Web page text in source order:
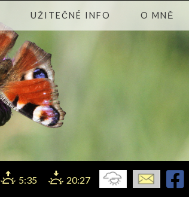
UŽITEČNÉ INFO O MNĚ
20:27
5:35